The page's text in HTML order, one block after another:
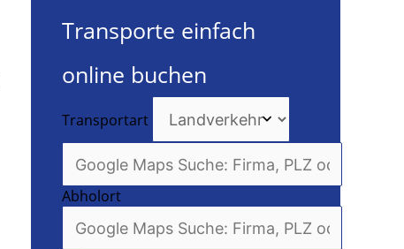
Transporte einfach
online buchen
Transportart
Abholort